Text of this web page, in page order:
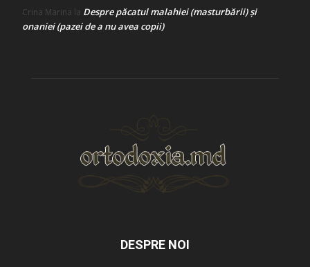
Crina Marina la Despre păcatul malahiei (masturbării) şi
onaniei (pazei de a nu avea copii)
DESPRE NOI